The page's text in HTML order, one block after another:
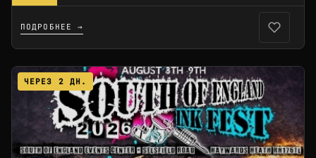
ПОДРОБНЕЕ →
ЧЕРЕЗ 2 ДН.